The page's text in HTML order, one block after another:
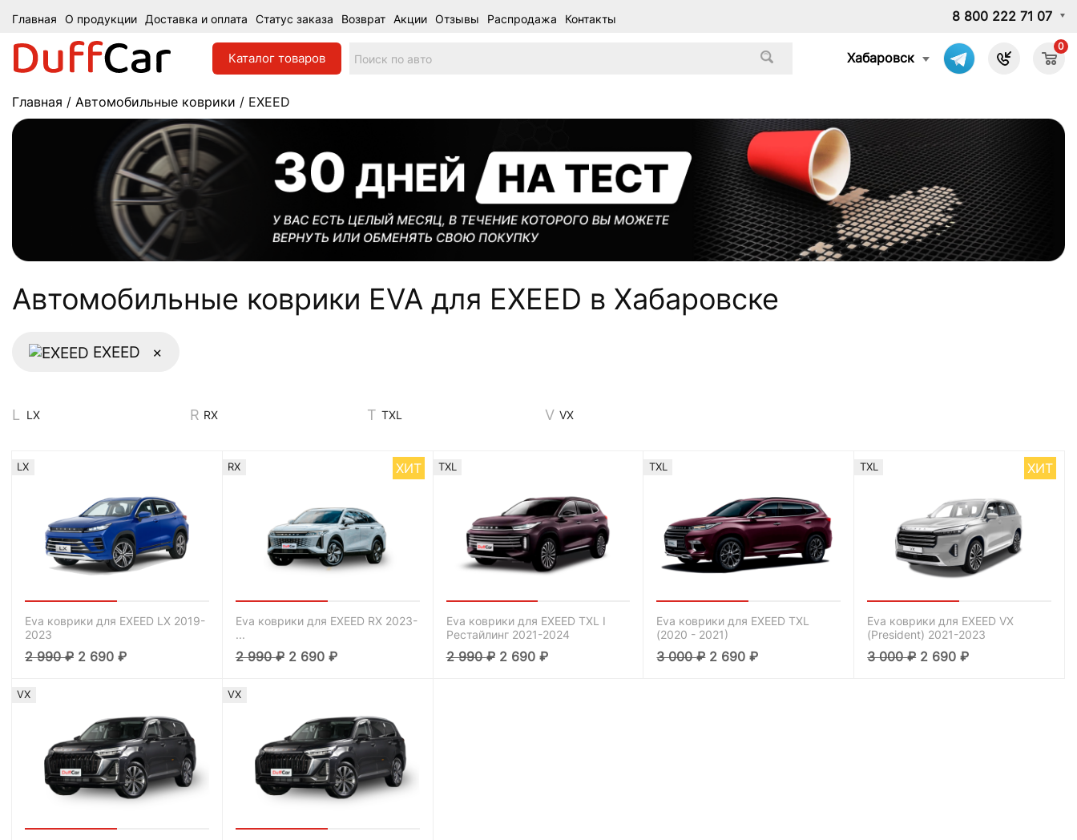
Главная О продукции Доставка и оплата Статус заказа Возврат Акции Отзывы Распродажа Контакты 8 800 222 71 07
Каталог товаров Хабаровск
0
Главная / Автомобильные коврики / EXEED
Aвтомобильные коврики EVA для EXEED в Хабаровске
EXEED ×
LX RX TXL VX
LX
Eva коврики для EXEED LX 2019-
2023
2 990₽ 2 690 ₽
RX ХИТ
Eva коврики для EXEED RX 2023-
...
2 990₽ 2 690 ₽
TXL
Eva коврики для EXEED TXL I
Рестайлинг 2021-2024
2 990₽ 2 690 ₽
TXL
Eva коврики для EXEED TXL
(2020 - 2021)
3 000₽ 2 690₽
TXL ХИТ
Eva коврики для EXEED VX
(President) 2021-2023
3 000₽ 2 690₽
VX VX